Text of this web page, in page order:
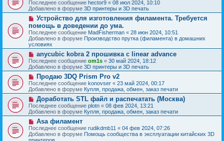
е
н
и
е
о
о
б
щ
е
н
и
е
в
о
е
с
о
о
б
щ
е
н
и
е
Последнее сообщение hector9 « 08 июл 2024, 10:10
Добавлено в форуме 3D принтеры и 3D печать
Н
в
о
е
с
о
о
б
щ
н
и
е
Устройство для изготовления филамента. Требуется
помощь в доведении до ума.
Последнее сообщение MadFisherman « 28 июн 2024, 10:51
Добавлено в форуме Производство прутка (филамента) в домашних
условиях
Н
о
в
о
с
о
о
б
щ
е
и
е
anycubic kobra 2 прошивка с linear advance
Последнее сообщение om1s « 30 май 2024, 18:12
Добавлено в форуме 3D принтеры и 3D печать
Н
о
в
о
е
с
о
о
б
щ
е
Продаю 3DQ Prism Pro v2
Последнее сообщение konovser « 23 май 2024, 00:17
Добавлено в форуме Купля, продажа, обмен, заказ печати
Н
о
в
о
е
с
о
о
Доработать STL файл и распечатать (Москва)
Последнее сообщение plotn « 08 фев 2024, 13:21
Добавлено в форуме Купля, продажа, обмен, заказ печати
Н
о
в
о
Asa филамент
Последнее сообщение rudikdmb11 « 04 фев 2024, 07:26
Добавлено в форуме Помощь сообщества в эксплуатации китайских 3D
принтеров